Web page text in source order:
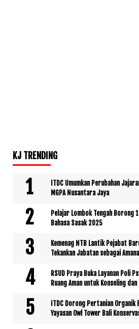
KJ TRENDING
ITDC Umumkan Perubahan
MGPA Nusantara Jaya
Pelajar Lombok Tengah Borong
Bahasa Sasak 2025
Kemenag NTB Lantik Pejabat
Tekankan Jabatan sebagai
RSUD Praya Buka Layanan Poli
Ruang Aman untuk Konseling
ITDC Dorong Pertanian Organik
Yayasan Owl Tower Bali